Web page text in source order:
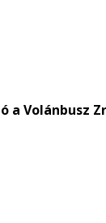
a Volánbusz